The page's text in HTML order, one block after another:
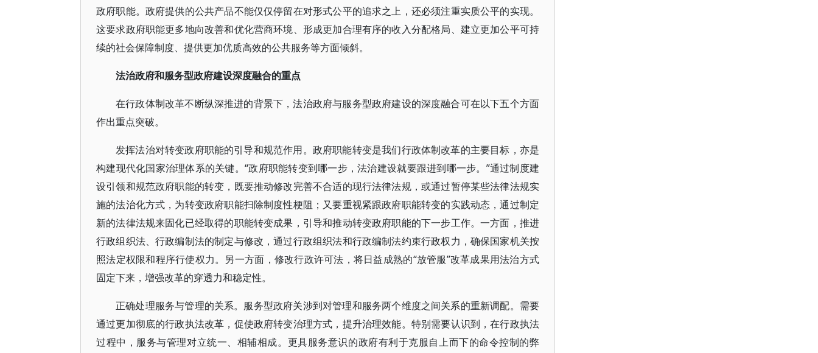
政府职能。政府提供的公共产品不能仅仅停留在对形式公平的追求之上，还必须注重实质公平的实现。
这要求政府职能更多地向改善和优化营商环境、形成更加合理有序的收入分配格局、建立更加公平可持
续的社会保障制度、提供更加优质高效的公共服务等方面倾斜。
法治政府和服务型政府建设深度融合的重点
在行政体制改革不断纵深推进的背景下，法治政府与服务型政府建设的深度融合可在以下五个方面
作出重点突破。
发挥法治对转变政府职能的引导和规范作用。政府职能转变是我们行政体制改革的主要目标，亦是
构建现代化国家治理体系的关键。“政府职能转变到哪一步，法治建设就要跟进到哪一步。”通过制度建
设引领和规范政府职能的转变，既要推动修改完善不合适的现行法律法规，或通过暂停某些法律法规实
施的法治化方式，为转变政府职能扫除制度性梗阻；又要重视紧跟政府职能转变的实践动态，通过制定
新的法律法规来固化已经取得的职能转变成果，引导和推动转变政府职能的下一步工作。一方面，推进
行政组织法、行政编制法的制定与修改，通过行政组织法和行政编制法约束行政权力，确保国家机关按
照法定权限和程序行使权力。另一方面，修改行政许可法，将日益成熟的“放管服”改革成果用法治方式
固定下来，增强改革的穿透力和稳定性。
正确处理服务与管理的关系。服务型政府关涉到对管理和服务两个维度之间关系的重新调配。需要
通过更加彻底的行政执法改革，促使政府转变治理方式，提升治理效能。特别需要认识到，在行政执法
过程中，服务与管理对立统一、相辅相成。更具服务意识的政府有利于克服自上而下的命令控制的弊